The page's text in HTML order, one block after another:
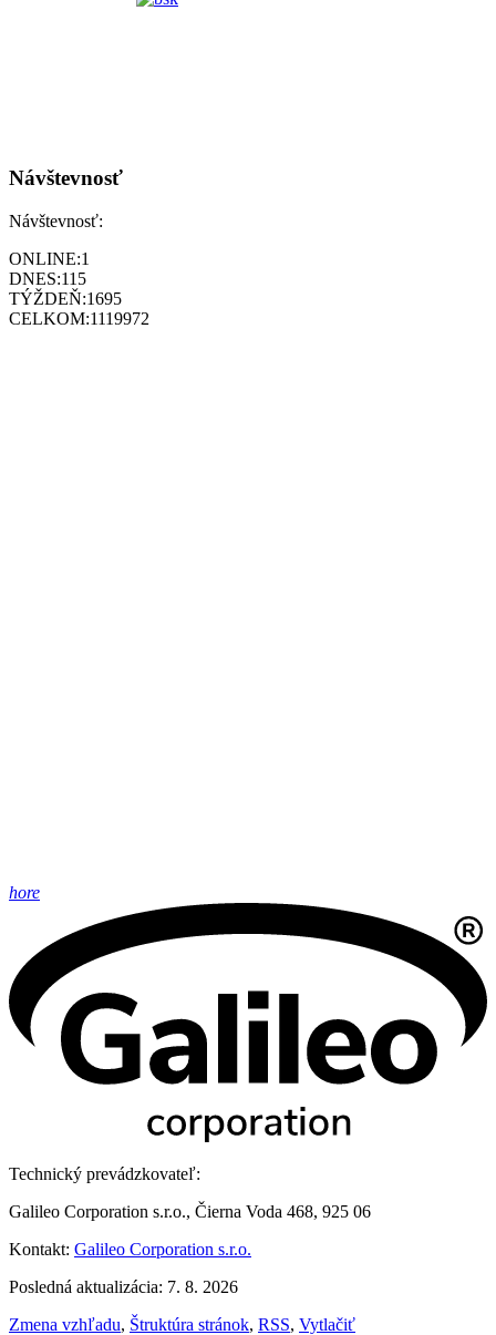
Návštevnosť
Návštevnosť:
ONLINE:1
DNES:115
TÝŽDEŇ:1695
CELKOM:1119972
hore
Technický prevádzkovateľ:
Galileo Corporation s.r.o., Čierna Voda 468, 925 06
Kontakt: Galileo Corporation s.r.o.
Posledná aktualizácia: 7. 8. 2026
Zmena vzhľadu, Štruktúra stránok, RSS, Vytlačiť